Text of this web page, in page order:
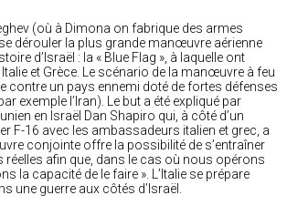
(où à Dimona on fabrique des armes
dérouler la plus grande manœuvre aérienne
d’Israël : la « Blue Flag », à laquelle ont
et Grèce. Le scénario de la manœuvre à feu
contre un pays ennemi doté de fortes défenses
exemple l’Iran). Le but a été expliqué par
en Israël Dan Shapiro qui, à côté d’un
F-16 avec les ambassadeurs italien et grec, a
conjointe offre la possibilité de s’entraîner
afin que, dans le cas où nous opérons
la capacité de le faire ». L’Italie se prépare
une guerre aux côtés d’Israël.